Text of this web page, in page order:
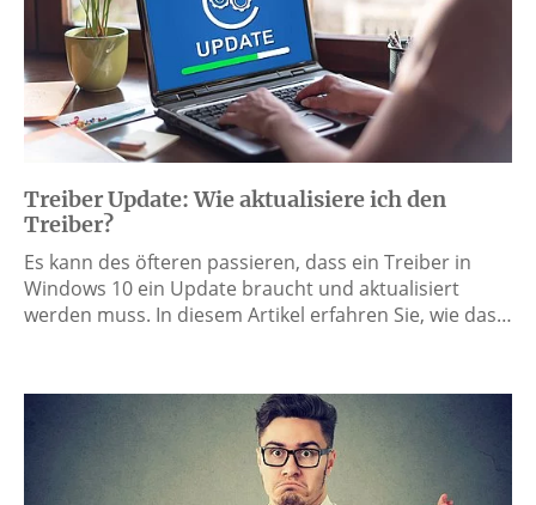
Treiber Update: Wie aktualisiere ich den
Treiber?
Es kann des öfteren passieren, dass ein Treiber in
Windows 10 ein Update braucht und aktualisiert
werden muss. In diesem Artikel erfahren Sie, wie das…